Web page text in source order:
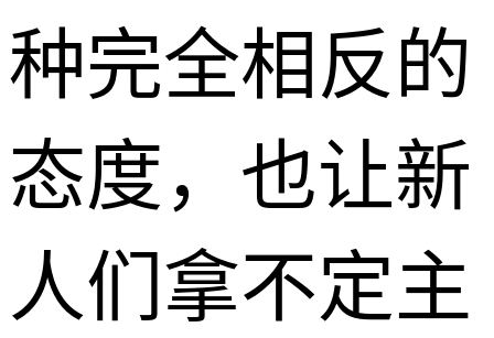
种完全相反的
态度，也让新
人们拿不定主